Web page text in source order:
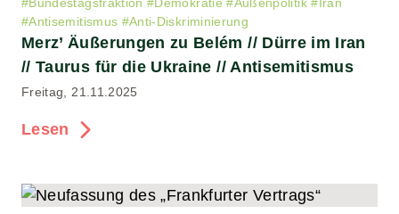
#Antisemitismus #Anti-Diskriminierung
Merz’ Äußerungen zu Belém // Dürre im Iran
// Taurus für die Ukraine // Antisemitismus
Freitag, 21.11.2025
Lesen